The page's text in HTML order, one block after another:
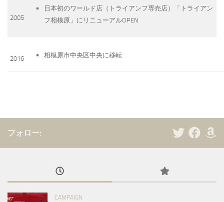
2005
日本初のワールド店（トライアンフ専売店）「トライアン
フ相模原」にリニューアルOPEN
2016 相模原市中央区中央に移転
フォロー:
CAMPAIGN